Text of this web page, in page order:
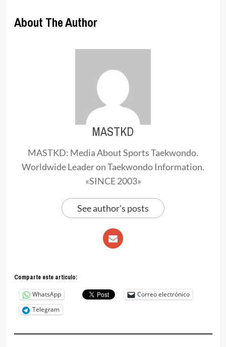
About The Author
MASTKD
MASTKD: Media About Sports Taekwondo.
Worldwide Leader on Taekwondo Information.
«SINCE 2003»
See author's posts
Comparte este articulo:
WhatsApp
Correo electrónico
Telegram